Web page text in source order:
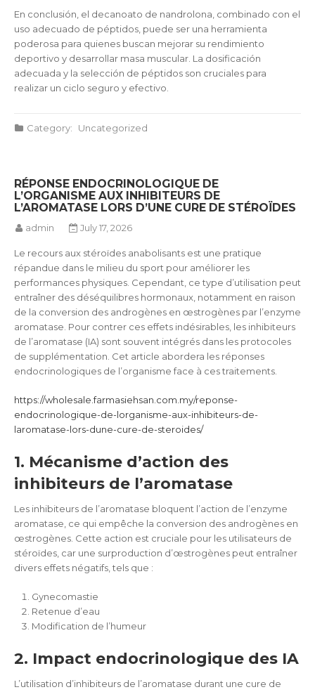
En conclusión, el decanoato de nandrolona, combinado con el
uso adecuado de péptidos, puede ser una herramienta
poderosa para quienes buscan mejorar su rendimiento
deportivo y desarrollar masa muscular. La dosificación
adecuada y la selección de péptidos son cruciales para
realizar un ciclo seguro y efectivo.
Category: Uncategorized
RÉPONSE ENDOCRINOLOGIQUE DE
L’ORGANISME AUX INHIBITEURS DE
L’AROMATASE LORS D’UNE CURE DE STÉROÏDES
admin July 17, 2026
Le recours aux stéroïdes anabolisants est une pratique
répandue dans le milieu du sport pour améliorer les
performances physiques. Cependant, ce type d’utilisation peut
entraîner des déséquilibres hormonaux, notamment en raison
de la conversion des androgènes en œstrogènes par l’enzyme
aromatase. Pour contrer ces effets indésirables, les inhibiteurs
de l’aromatase (IA) sont souvent intégrés dans les protocoles
de supplémentation. Cet article abordera les réponses
endocrinologiques de l’organisme face à ces traitements.
https://wholesale.farmasiehsan.com.my/reponse-
endocrinologique-de-lorganisme-aux-inhibiteurs-de-
laromatase-lors-dune-cure-de-steroides/
1. Mécanisme d’action des
inhibiteurs de l’aromatase
Les inhibiteurs de l’aromatase bloquent l’action de l’enzyme
aromatase, ce qui empêche la conversion des androgènes en
œstrogènes. Cette action est cruciale pour les utilisateurs de
stéroïdes, car une surproduction d’œstrogènes peut entraîner
divers effets négatifs, tels que :
Gynecomastie
Retenue d’eau
Modification de l’humeur
2. Impact endocrinologique des IA
L’utilisation d’inhibiteurs de l’aromatase durant une cure de